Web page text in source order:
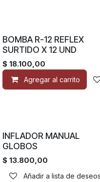
BOMBA R-12 REFLEX
SURTIDO X 12 UND
$18.100,00
Agregar al carrito
Añadir a lista de deseos
INFLADOR MANUAL
GLOBOS
$13.800,00
Añadir a lista de